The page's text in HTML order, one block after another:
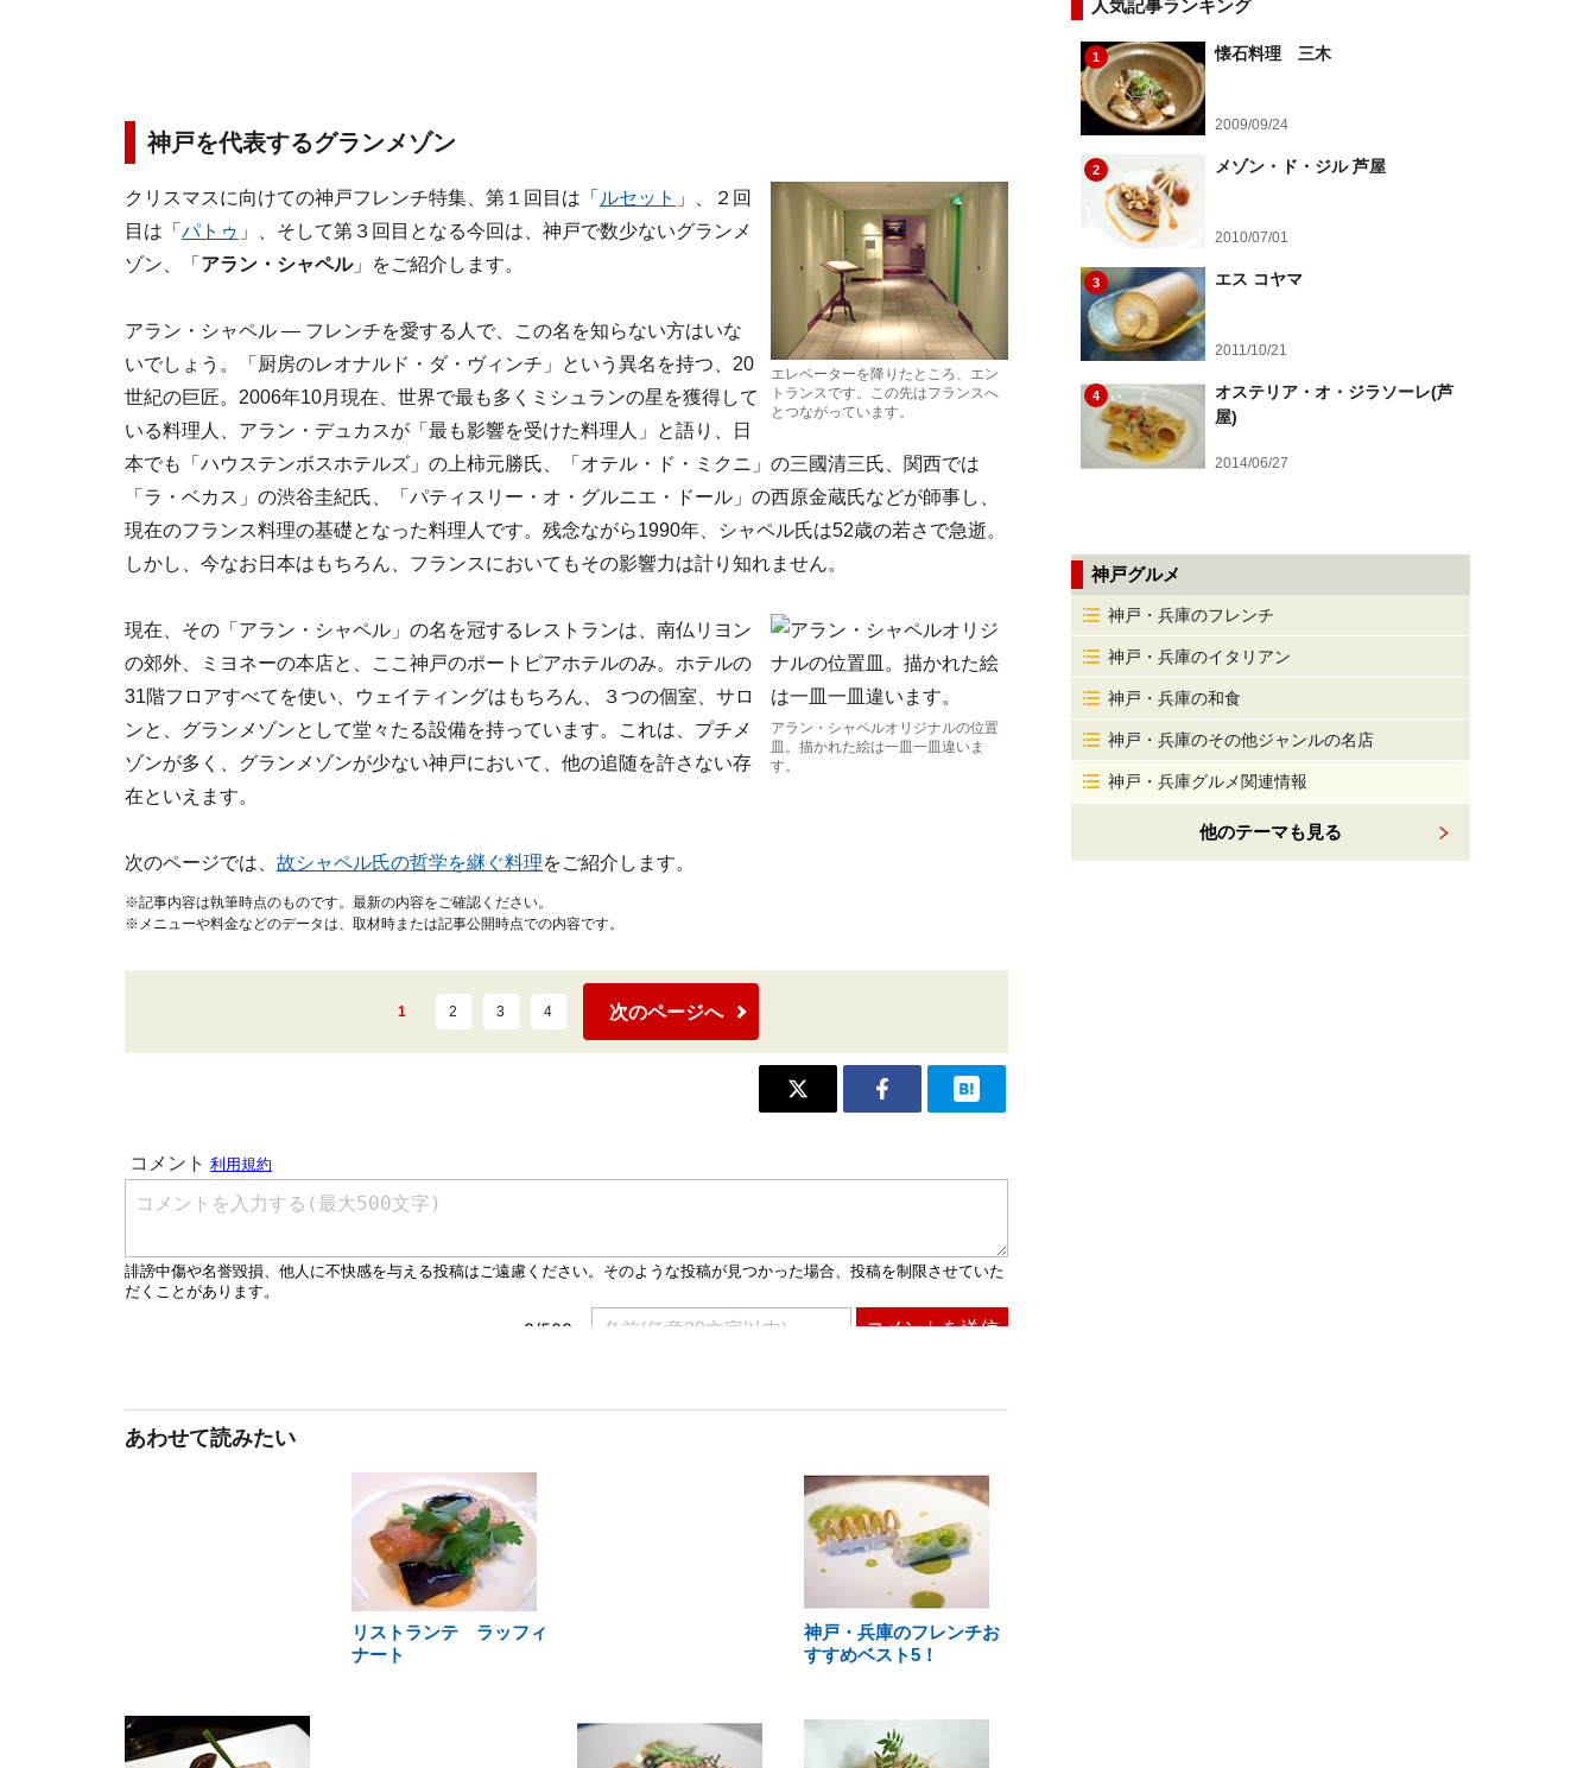
神戸を代表するグランメゾン
エレベーターを降りたところ、エン
トランスです。この先はフランスへ
とつながっています。
クリスマスに向けての神戸フレンチ特集、第１回目は「 ルセット 」、２回
目は「 パトゥ 」、そして第３回目となる今回は、神戸で数少ないグランメ
ゾン、「 アラン・シャペル」をご紹介します。
アラン・シャペル ― フレンチを愛する人で、この名を知らない方はいな
いでしょう。「厨房のレオナルド・ダ・ヴィンチ」という異名を持つ、20
世紀の巨匠。2006年10月現在、世界で最も多くミシュランの星を獲得して
いる料理人、アラン・デュカスが「最も影響を受けた料理人」と語り、日
本でも「ハウステンボスホテルズ」の上柿元勝氏、「オテル・ド・ミクニ」の三國清三氏、関西では
「ラ・ベカス」の渋谷圭紀氏、「パティスリー・オ・グルニエ・ドール」の西原金蔵氏などが師事し、
現在のフランス料理の基礎となった料理人です。残念ながら1990年、シャペル氏は52歳の若さで急逝。
しかし、今なお日本はもちろん、フランスにおいてもその影響力は計り知れません。
アラン・シャペルオリジナルの位置
皿。描かれた絵は一皿一皿違いま
す。
現在、その「アラン・シャペル」の名を冠するレストランは、南仏リヨン
の郊外、ミヨネーの本店と、ここ神戸のポートピアホテルのみ。ホテルの
31階フロアすべてを使い、ウェイティングはもちろん、３つの個室、サロ
ンと、グランメゾンとして堂々たる設備を持っています。これは、プチメ
ゾンが多く、グランメゾンが少ない神戸において、他の追随を許さない存
在といえます。
次のページでは、 故シャペル氏の哲学を継ぐ料理をご紹介します。
※記事内容は執筆時点のものです。最新の内容をご確認ください。
※メニューや料金などのデータは、取材時または記事公開時点での内容です。
1 2 3 4 次のページへ
あわせて読みたい
リストランテ ラッフィ
ナート
神戸・兵庫のフレンチお
すすめベスト5！
人気記事ランキング
1 懐石料理 三木
2009/09/24
2 メゾン・ド・ジル 芦屋
2010/07/01
3 エス コヤマ
2011/10/21
4
オステリア・オ・ジラソーレ(芦
屋)
2014/06/27
神戸グルメ
神戸・兵庫のフレンチ
神戸・兵庫のイタリアン
神戸・兵庫の和食
神戸・兵庫のその他ジャンルの名店
神戸・兵庫グルメ関連情報
他のテーマも見る